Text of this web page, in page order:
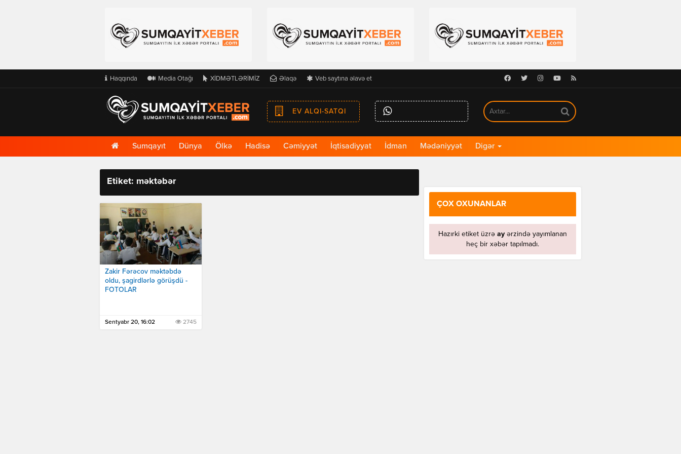
Haqqında Media Otağı XİDMƏTLƏRİMİZ Əlaqə Veb saytına əlavə et Facebook
TwitterInstagramYoutubeRSS
EV ALQI-SATQI
Ana
Səhifə
Sumqayıt Dünya Ölkə Hadisə Cəmiyyət İqtisadiyyat İdman Mədəniyyət Digər
Etiket: məktəbər
Zakir Fərəcov məktəbdə
oldu, şagirdlərlə görüşdü -
FOTOLAR
Sentyabr 20, 16:02 2745
ÇOX OXUNANLAR
Hazırki etiket üzrə ayərzində yayımlanan
heç bir xəbər tapılmadı.